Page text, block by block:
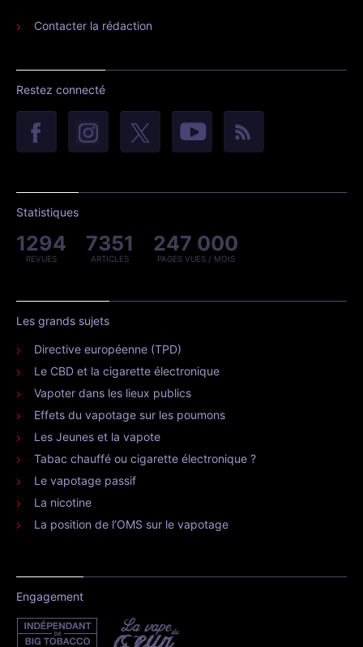
Contacter la rédaction
Restez connecté
Statistiques
1294
REVUES
7351
ARTICLES
247 000
PAGES VUES / MOIS
Les grands sujets
Directive européenne (TPD)
Le CBD et la cigarette électronique
Vapoter dans les lieux publics
Effets du vapotage sur les poumons
Les Jeunes et la vapote
Tabac chauffé ou cigarette électronique ?
Le vapotage passif
La nicotine
La position de l’OMS sur le vapotage
Engagement